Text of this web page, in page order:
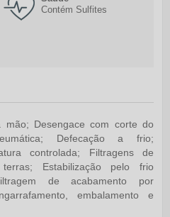
Contém Sulfites
mão; Desengace com corte do
Defecação a frio;
controlada; Filtragens de
Estabilização pelo frio
de acabamento por
embalamento e